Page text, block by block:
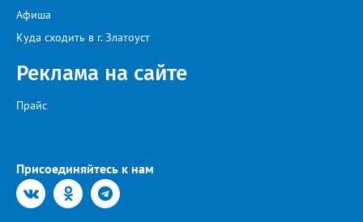
Афиша
Куда сходить в г. Златоуст
Реклама на сайте
Прайс
Присоединяйтесь к нам